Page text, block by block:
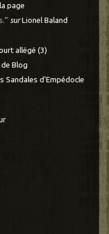
page
surLionel Baland
allégé (3)
Blog
Sandales d'Empédocle